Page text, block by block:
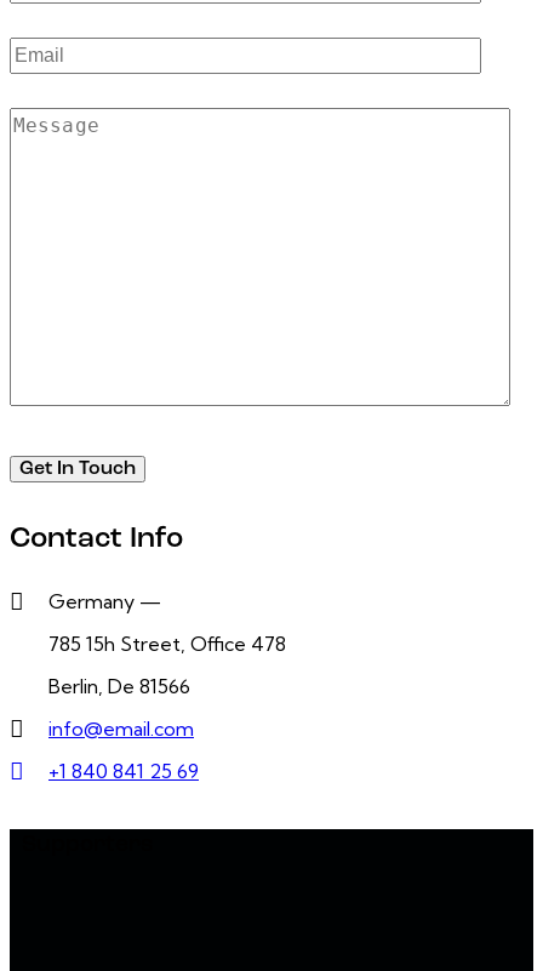
Contact Info
Germany —
785 15h Street, Office 478
Berlin, De 81566
info@email.com
+1 840 841 25 69